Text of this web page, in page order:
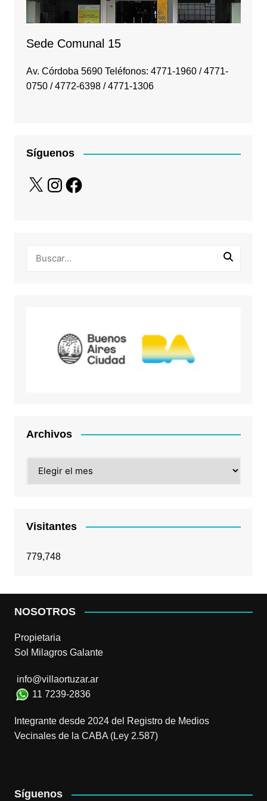
Sede Comunal 15
Av. Córdoba 5690 Teléfonos: 4771-1960 / 4771-
0750 / 4772-6398 / 4771-1306
Síguenos
X InstagramFacebook
Archivos
Visitantes
779,748
NOSOTROS
Propietaria
Sol Milagros Galante
info@villaortuzar.ar
11 7239-2836
Integrante desde 2024 del Registro de Medios
Vecinales de la CABA (Ley 2.587)
Síguenos